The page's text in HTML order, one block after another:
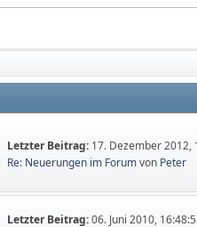
Letzter Beitrag: 17. Dezember 2012,
Re: Neuerungen im Forumvon Peter
Letzter Beitrag:06. Juni 2010,